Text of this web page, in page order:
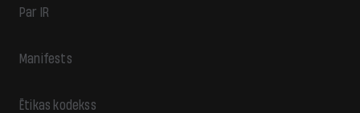
Par IR
Manifests
Ētikas kodekss